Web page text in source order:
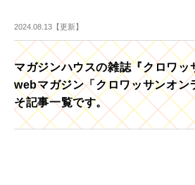
2024.08.13【更新】
マガジンハウスの雑誌『クロワッ
webマガジン「クロワッサンオン
そ記事一覧です。